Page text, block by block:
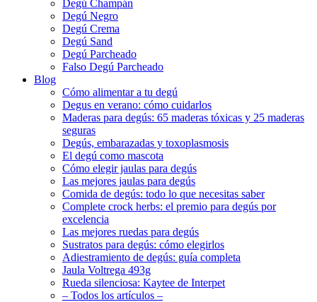
Degú Champán
Degú Negro
Degú Crema
Degú Sand
Degú Parcheado
Falso Degú Parcheado
Blog
Cómo alimentar a tu degú
Degus en verano: cómo cuidarlos
Maderas para degús: 65 maderas tóxicas y 25 maderas
seguras
Degús, embarazadas y toxoplasmosis
El degú como mascota
Cómo elegir jaulas para degús
Las mejores jaulas para degús
Comida de degús: todo lo que necesitas saber
Complete crock herbs: el premio para degús por
excelencia
Las mejores ruedas para degús
Sustratos para degús: cómo elegirlos
Adiestramiento de degús: guía completa
Jaula Voltrega 493g
Rueda silenciosa: Kaytee de Interpet
– Todos los artículos –